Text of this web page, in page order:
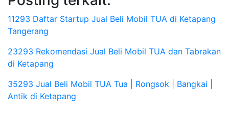
11293 Daftar Startup Jual Beli Mobil TUA di Ketapang
Tangerang
23293 Rekomendasi Jual Beli Mobil TUA dan Tabrakan
di Ketapang
35293 Jual Beli Mobil TUA Tua | Rongsok | Bangkai |
Antik di Ketapang